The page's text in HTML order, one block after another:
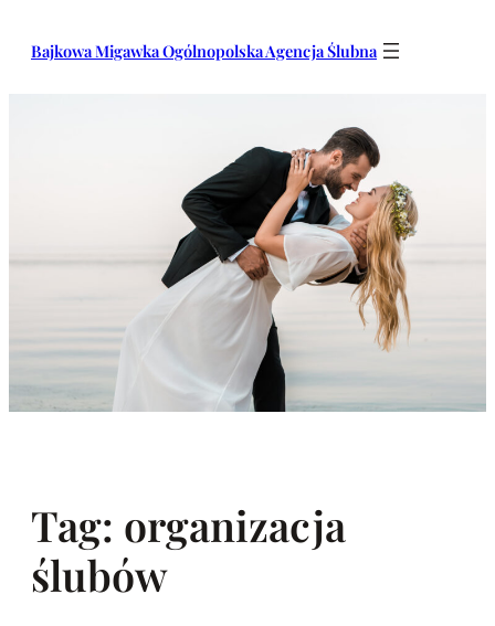
Bajkowa Migawka Ogólnopolska Agencja Ślubna
Tag: organizacja
ślubów